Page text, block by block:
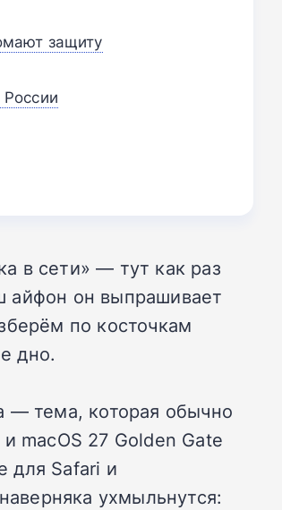
защиту
в сети» — тут как раз
айфон он выпрашивает
по косточкам
дно.
— тема, которая обычно
macOS 27 Golden Gate
для Safari и
ухмыльнутся: